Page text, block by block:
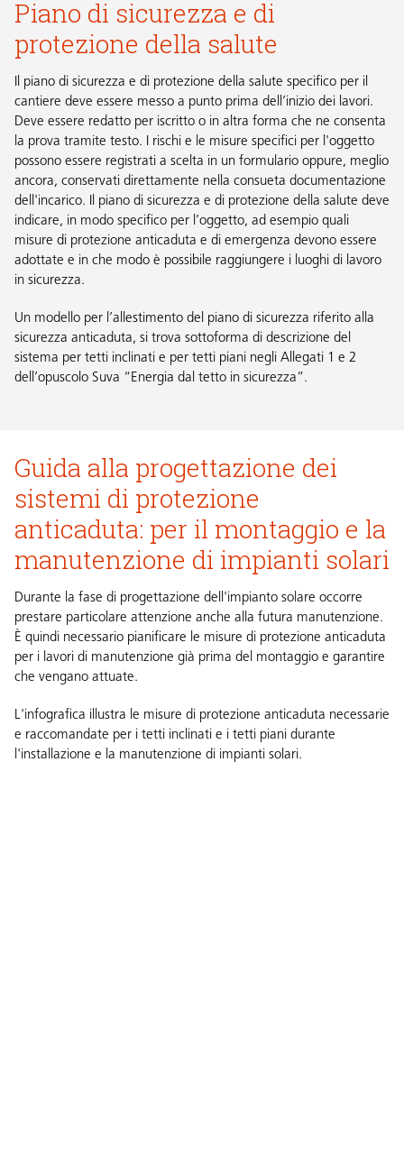
Piano di sicurezza e di
protezione della salute
Il piano di sicurezza e di protezione della salute specifico per il
cantiere deve essere messo a punto prima dell’inizio dei lavori.
Deve essere redatto per iscritto o in altra forma che ne consenta
la prova tramite testo. I rischi e le misure specifici per l'oggetto
possono essere registrati a scelta in un formulario oppure, meglio
ancora, conservati direttamente nella consueta documentazione
dell'incarico. Il piano di sicurezza e di protezione della salute deve
indicare, in modo specifico per l’oggetto, ad esempio quali
misure di protezione anticaduta e di emergenza devono essere
adottate e in che modo è possibile raggiungere i luoghi di lavoro
in sicurezza.
Un modello per l’allestimento del piano di sicurezza riferito alla
sicurezza anticaduta, si trova sottoforma di descrizione del
sistema per tetti inclinati e per tetti piani negli Allegati 1 e 2
dell’opuscolo Suva “Energia dal tetto in sicurezza” .
Guida alla progettazione dei
sistemi di protezione
anticaduta: per il montaggio e la
manutenzione di impianti solari
Durante la fase di progettazione dell'impianto solare occorre
prestare particolare attenzione anche alla futura manutenzione.
È quindi necessario pianificare le misure di protezione anticaduta
per i lavori di manutenzione già prima del montaggio e garantire
che vengano attuate.
L'infografica illustra le misure di protezione anticaduta necessarie
e raccomandate per i tetti inclinati e i tetti piani durante
l'installazione e la manutenzione di impianti solari.